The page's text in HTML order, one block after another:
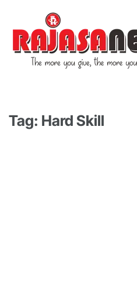
Tag: Hard Skill